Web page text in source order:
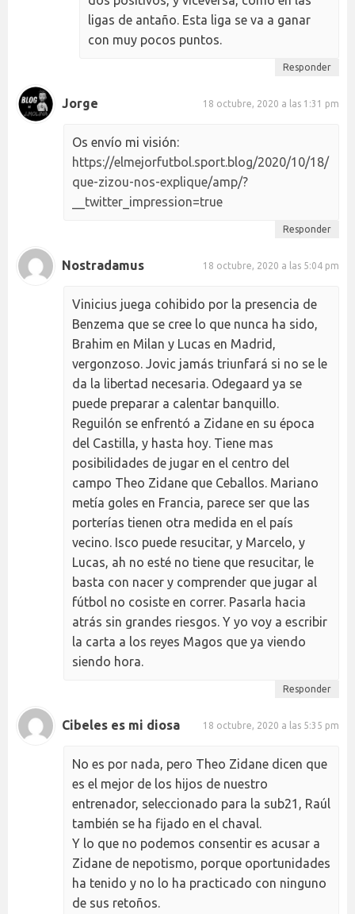
ligas de antaño. Esta liga se va a ganar
con muy pocos puntos.
Responder
Jorge 18 octubre, 2020 a las 1:31 pm
Os envío mi visión:
https://elmejorfutbol.sport.blog/2020/10/18/
que-zizou-nos-explique/amp/?
__twitter_impression=true
Responder
Nostradamus 18 octubre, 2020 a las 5:04 pm
Vinicius juega cohibido por la presencia de
Benzema que se cree lo que nunca ha sido,
Brahim en Milan y Lucas en Madrid,
vergonzoso. Jovic jamás triunfará si no se le
da la libertad necesaria. Odegaard ya se
puede preparar a calentar banquillo.
Reguilón se enfrentó a Zidane en su época
del Castilla, y hasta hoy. Tiene mas
posibilidades de jugar en el centro del
campo Theo Zidane que Ceballos. Mariano
metía goles en Francia, parece ser que las
porterías tienen otra medida en el país
vecino. Isco puede resucitar, y Marcelo, y
Lucas, ah no esté no tiene que resucitar, le
basta con nacer y comprender que jugar al
fútbol no cosiste en correr. Pasarla hacia
atrás sin grandes riesgos. Y yo voy a escribir
la carta a los reyes Magos que ya viendo
siendo hora.
Responder
Cibeles es mi diosa 18 octubre, 2020 a las 5:35 pm
No es por nada, pero Theo Zidane dicen que
es el mejor de los hijos de nuestro
entrenador, seleccionado para la sub21, Raúl
también se ha fijado en el chaval.
Y lo que no podemos consentir es acusar a
Zidane de nepotismo, porque oportunidades
ha tenido y no lo ha practicado con ninguno
de sus retoños.